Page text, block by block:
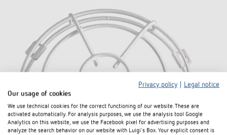
Privacy policy
Legal notice
Our usage of cookies
We use technical cookies for the correct functioning of our website. These are
activated automatically. For analysis purposes, we use the analysis tool Google
Analytics on this website, we use the Facebook pixel for advertising purposes and
analyze the search behavior on our website with Luigi's Box. Your explicit consent is